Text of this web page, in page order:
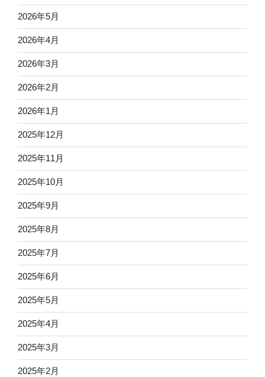
2026年5月
2026年4月
2026年3月
2026年2月
2026年1月
2025年12月
2025年11月
2025年10月
2025年9月
2025年8月
2025年7月
2025年6月
2025年5月
2025年4月
2025年3月
2025年2月